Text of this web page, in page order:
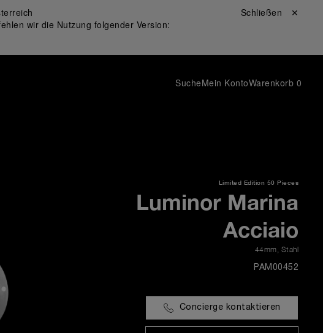
wir die Nutzung folgender Version:
Schließen ✕
SucheMein KontoWarenkorb 0
Limited Edition 50 Pieces
Luminor Marina
Acciaio
44mm Stahl
PAM00452
Concierge kontaktieren